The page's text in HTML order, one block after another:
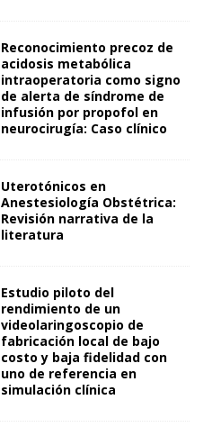
Reconocimiento precoz de
acidosis metabólica
intraoperatoria como signo
de alerta de síndrome de
infusión por propofol en
neurocirugía: Caso clínico
Uterotónicos en
Anestesiología Obstétrica:
Revisión narrativa de la
literatura
Estudio piloto del
rendimiento de un
videolaringoscopio de
fabricación local de bajo
costo y baja fidelidad con
uno de referencia en
simulación clínica